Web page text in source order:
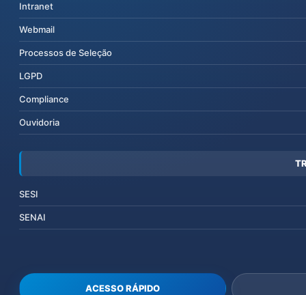
Intranet
Webmail
Processos de Seleção
LGPD
Compliance
Ouvidoria
SESI
SENAI
ACESSO RÁPIDO